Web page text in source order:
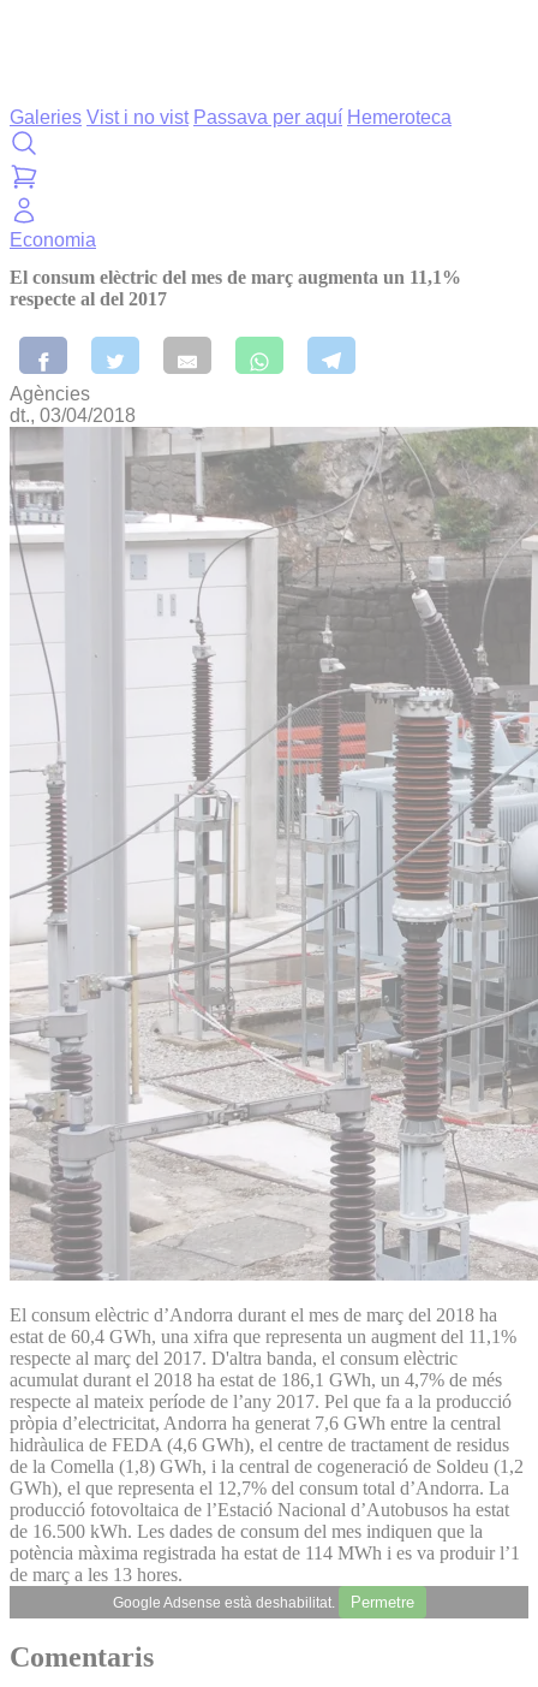
Galeries Vist i no vist Passava per aquí Hemeroteca
Economia
El consum elèctric del mes de març augmenta un 11,1%
respecte al del 2017
Agències
dt., 03/04/2018
El consum elèctric d’Andorra durant el mes de març del 2018 ha
estat de 60,4 GWh, una xifra que representa un augment del 11,1%
respecte al març del 2017. D'altra banda, el consum elèctric
acumulat durant el 2018 ha estat de 186,1 GWh, un 4,7% de més
respecte al mateix període de l’any 2017. Pel que fa a la producció
pròpia d’electricitat, Andorra ha generat 7,6 GWh entre la central
hidràulica de FEDA (4,6 GWh), el centre de tractament de residus
de la Comella (1,8) GWh, i la central de cogeneració de Soldeu (1,2
GWh), el que representa el 12,7% del consum total d’Andorra. La
producció fotovoltaica de l’Estació Nacional d’Autobusos ha estat
de 16.500 kWh. Les dades de consum del mes indiquen que la
potència màxima registrada ha estat de 114 MWh i es va produir l’1
de març a les 13 hores.
Google Adsense està deshabilitat. Permetre
Comentaris